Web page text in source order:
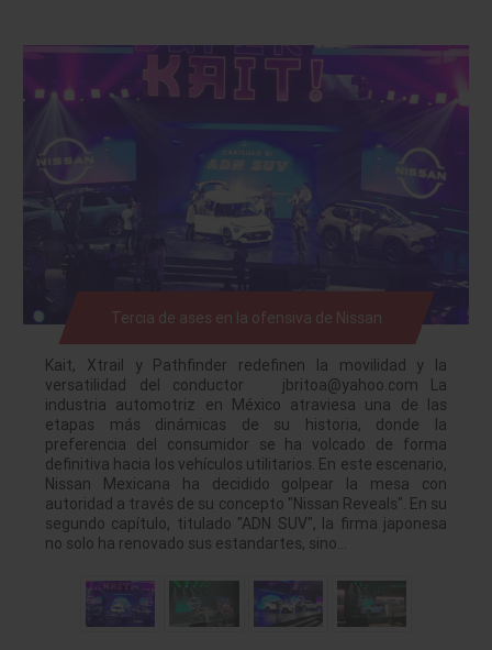
Tercia de ases en la ofensiva de Nissan
Kait, Xtrail y Pathfinder redefinen la movilidad y la
versatilidad del conductor jbritoa@yahoo.com La
industria automotriz en México atraviesa una de las
etapas más dinámicas de su historia, donde la
preferencia del consumidor se ha volcado de forma
definitiva hacia los vehículos utilitarios. En este escenario,
Nissan Mexicana ha decidido golpear la mesa con
autoridad a través de su concepto "Nissan Reveals". En su
segundo capítulo, titulado "ADN SUV", la firma japonesa
no solo ha renovado sus estandartes, sino…